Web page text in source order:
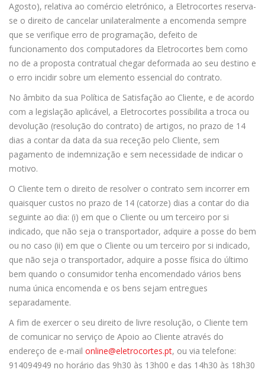
Agosto), relativa ao comércio eletrónico, a Eletrocortes reserva-
se o direito de cancelar unilateralmente a encomenda sempre
que se verifique erro de programação, defeito de
funcionamento dos computadores da Eletrocortes bem como
no de a proposta contratual chegar deformada ao seu destino e
o erro incidir sobre um elemento essencial do contrato.
No âmbito da sua Política de Satisfação ao Cliente, e de acordo
com a legislação aplicável, a Eletrocortes possibilita a troca ou
devolução (resolução do contrato) de artigos, no prazo de 14
dias a contar da data da sua receção pelo Cliente, sem
pagamento de indemnização e sem necessidade de indicar o
motivo.
O Cliente tem o direito de resolver o contrato sem incorrer em
quaisquer custos no prazo de 14 (catorze) dias a contar do dia
seguinte ao dia: (i) em que o Cliente ou um terceiro por si
indicado, que não seja o transportador, adquire a posse do bem
ou no caso (ii) em que o Cliente ou um terceiro por si indicado,
que não seja o transportador, adquire a posse física do último
bem quando o consumidor tenha encomendado vários bens
numa única encomenda e os bens sejam entregues
separadamente.
A fim de exercer o seu direito de livre resolução, o Cliente tem
de comunicar no serviço de Apoio ao Cliente através do
endereço de e-mail online@eletrocortes.pt, ou via telefone:
914094949 no horário das 9h30 às 13h00 e das 14h30 às 18h30